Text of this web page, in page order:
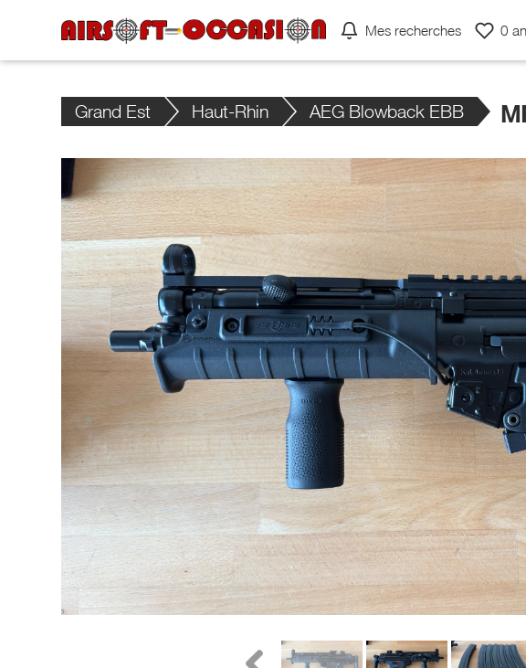
Mes recherches 0
Grand Est Haut-Rhin AEG Blowback EBB